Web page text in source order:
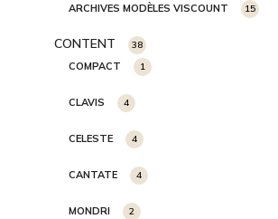
ARCHIVES MODÈLES VISCOUNT 15
CONTENT 38
COMPACT 1
CLAVIS 4
CELESTE 4
CANTATE 4
MONDRI 2